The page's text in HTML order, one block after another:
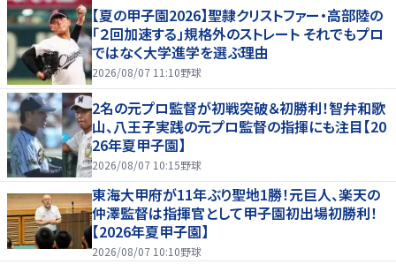
【夏の甲子園2026】聖隷クリストファー・高部陸の
「２回加速する」規格外のストレート それでもプロ
ではなく大学進学を選ぶ理由
2026/08/07 11:10野球
2名の元プロ監督が初戦突破＆初勝利！智弁和歌
山、八王子実践の元プロ監督の指揮にも注目【20
26年夏甲子園】
2026/08/07 10:15野球
東海大甲府が11年ぶり聖地1勝！元巨人、楽天の
仲澤監督は指揮官として甲子園初出場初勝利！
【2026年夏甲子園】
2026/08/07 10:10野球